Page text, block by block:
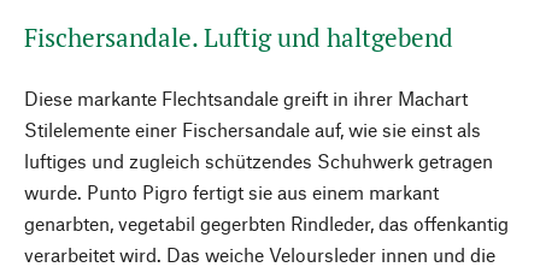
Fischersandale. Luftig und haltgebend
Diese markante Flechtsandale greift in ihrer Machart
Stilelemente einer Fischersandale auf, wie sie einst als
luftiges und zugleich schützendes Schuhwerk getragen
wurde. Punto Pigro fertigt sie aus einem markant
genarbten, vegetabil gegerbten Rindleder, das offenkantig
verarbeitet wird. Das weiche Veloursleder innen und die